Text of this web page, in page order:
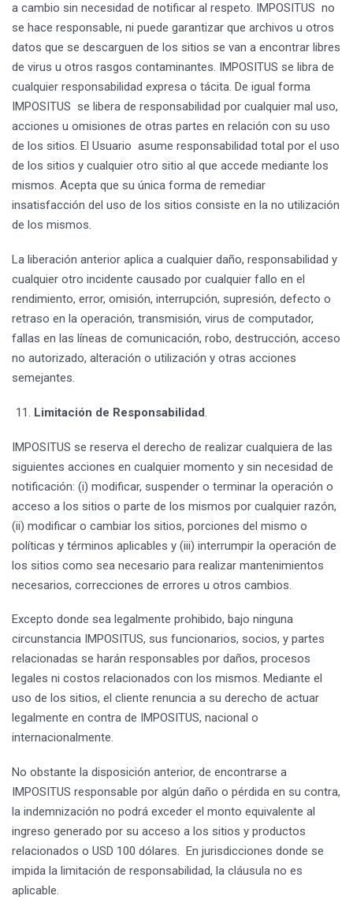
a cambio sin necesidad de notificar al respeto. IMPOSITUS no
se hace responsable, ni puede garantizar que archivos u otros
datos que se descarguen de los sitios se van a encontrar libres
de virus u otros rasgos contaminantes. IMPOSITUS se libra de
cualquier responsabilidad expresa o tácita. De igual forma
IMPOSITUS se libera de responsabilidad por cualquier mal uso,
acciones u omisiones de otras partes en relación con su uso
de los sitios. El Usuario asume responsabilidad total por el uso
de los sitios y cualquier otro sitio al que accede mediante los
mismos. Acepta que su única forma de remediar
insatisfacción del uso de los sitios consiste en la no utilización
de los mismos.
La liberación anterior aplica a cualquier daño, responsabilidad y
cualquier otro incidente causado por cualquier fallo en el
rendimiento, error, omisión, interrupción, supresión, defecto o
retraso en la operación, transmisión, virus de computador,
fallas en las líneas de comunicación, robo, destrucción, acceso
no autorizado, alteración o utilización y otras acciones
semejantes.
Limitación de Responsabilidad.
IMPOSITUS se reserva el derecho de realizar cualquiera de las
siguientes acciones en cualquier momento y sin necesidad de
notificación: (i) modificar, suspender o terminar la operación o
acceso a los sitios o parte de los mismos por cualquier razón,
(ii) modificar o cambiar los sitios, porciones del mismo o
políticas y términos aplicables y (iii) interrumpir la operación de
los sitios como sea necesario para realizar mantenimientos
necesarios, correcciones de errores u otros cambios.
Excepto donde sea legalmente prohibido, bajo ninguna
circunstancia IMPOSITUS, sus funcionarios, socios, y partes
relacionadas se harán responsables por daños, procesos
legales ni costos relacionados con los mismos. Mediante el
uso de los sitios, el cliente renuncia a su derecho de actuar
legalmente en contra de IMPOSITUS, nacional o
internacionalmente.
No obstante la disposición anterior, de encontrarse a
IMPOSITUS responsable por algún daño o pérdida en su contra,
la indemnización no podrá exceder el monto equivalente al
ingreso generado por su acceso a los sitios y productos
relacionados o USD 100 dólares. En jurisdicciones donde se
impida la limitación de responsabilidad, la cláusula no es
aplicable.